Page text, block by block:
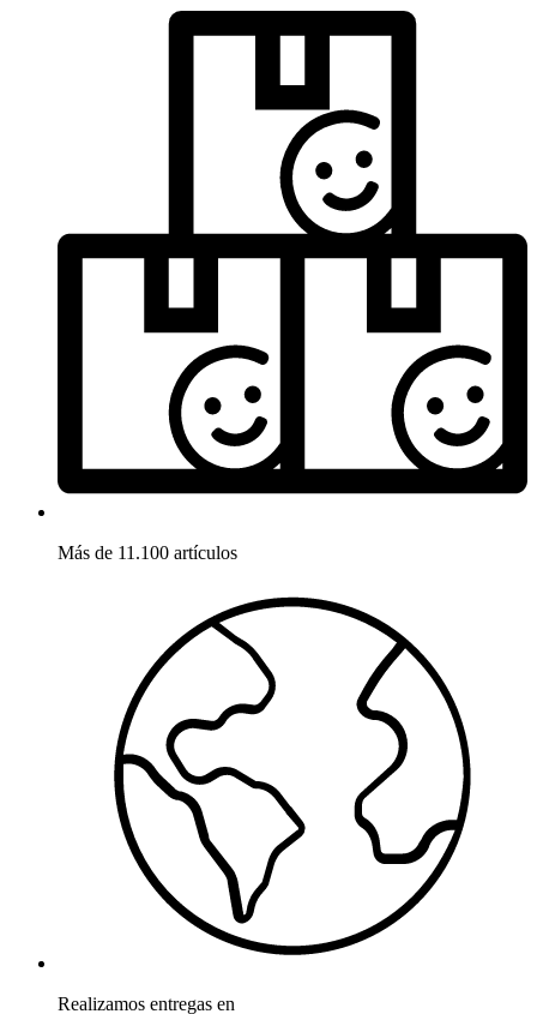
Más de 11.100 artículos
Realizamos entregas en